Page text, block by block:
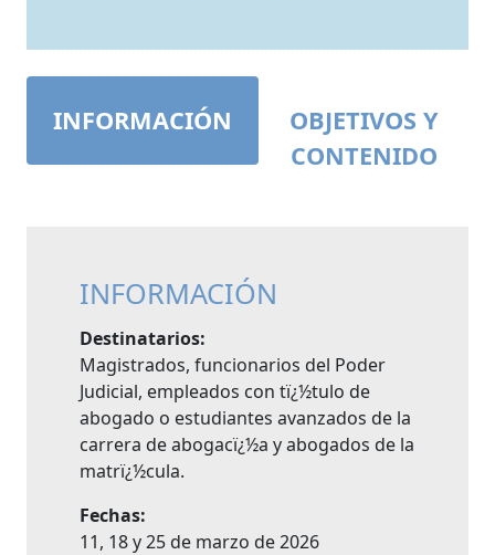
INFORMACIÓN
OBJETIVOS Y
CONTENIDO
INFORMACIÓN
Destinatarios:
Magistrados, funcionarios del Poder
Judicial, empleados con tï¿½tulo de
abogado o estudiantes avanzados de la
carrera de abogacï¿½a y abogados de la
matrï¿½cula.
Fechas:
11, 18 y 25 de marzo de 2026